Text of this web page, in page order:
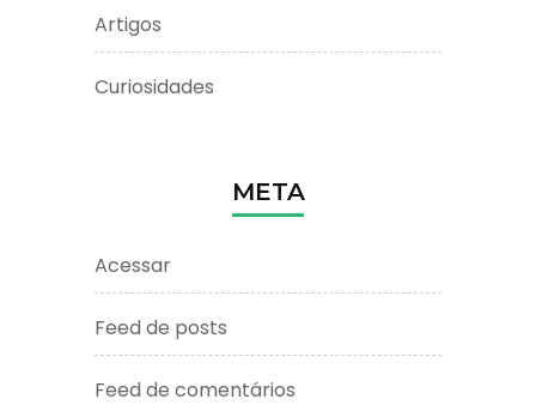
Artigos
Curiosidades
META
Acessar
Feed de posts
Feed de comentários